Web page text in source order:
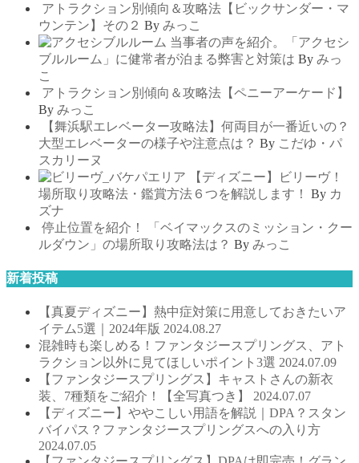
アトラクション別傾向＆攻略法【ビックサンダー・マ
ウンテン】その２ By みっこ
当事者の声を紹介。「アクセシ
ブルルーム」に健常者が泊まる弊害と対策は By みっ
こ
アトラクション別傾向＆攻略法【ペニーアーケード】
By みっこ
【舞浜駅エレベーター攻略法】何両目が一番近いの？
大型エレベーターの様子や注意点は？ By こだゆ・パ
スカリーヌ
【ディズニー】ビリーヴ！
場所取り攻略法・鑑賞方法６つを解説します！
By カ
ズナ
停止位置を紹介！ 「ベイマックスのミッション・クー
ルダウン」の場所取り攻略法は？ By みっこ
新着投稿
【真夏ディズニー】熱中症対策に用意しておきたいア
イテム5選｜2024年版 2024.08.27
混雑時も楽しめる！ファンタジースプリングス、アト
ラクション以外に見てほしいポイント3選 2024.07.09
【ファンタジースプリングス】キャストさんの新衣
装、7種類をご紹介！【全写真つき】 2024.07.07
【ディズニー】ややこしい用語を解説｜DPA？スタン
バイパス？ファンタジースプリングスへの入り方
2024.07.05